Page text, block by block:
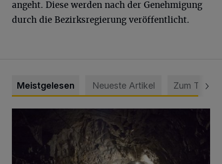
angeht. Diese werden nach der Genehmigung
durch die Bezirksregierung veröffentlicht.
Meistgelesen Neueste Artikel Zum Thema